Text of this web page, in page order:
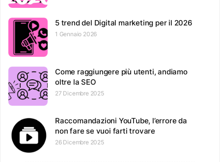
5 trend del Digital marketing per il 2026
1 Gennaio 2026
Come raggiungere più utenti, andiamo
oltre la SEO
27 Dicembre 2025
Raccomandazioni YouTube, l’errore da
non fare se vuoi farti trovare
26 Dicembre 2025